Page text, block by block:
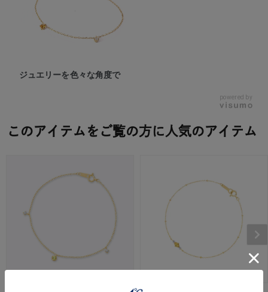
ジュエリーを色々な角度で
powered by
このアイテムをご覧の方に人気のアイテム